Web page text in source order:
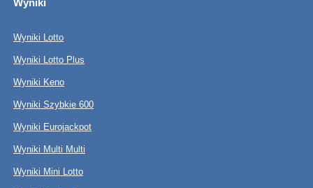
Wyniki
Wyniki Lotto
Wyniki Lotto Plus
Wyniki Keno
Wyniki Szybkie 600
Wyniki Eurojackpot
Wyniki Multi Multi
Wyniki Mini Lotto